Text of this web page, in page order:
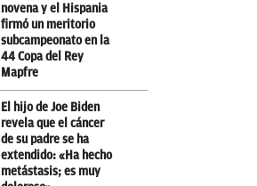
novena y el Hispania
firmó un meritorio
subcampeonato en la
44 Copa del Rey
Mapfre
El hijo de Joe Biden
revela que el cáncer
de su padre se ha
extendido: «Ha hecho
metástasis; es muy